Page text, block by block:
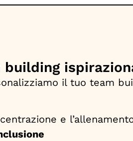
il tuo team
e